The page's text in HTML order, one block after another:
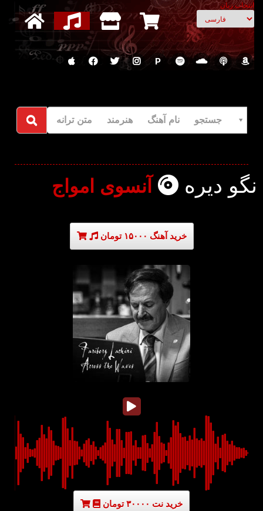
انتخاب زبان
P
جستجو نام آهنگ هنرمند متن ترانه
نگو دیره آنسوی امواج
خرید آهنگ ۱۵۰۰۰ تومان
خرید نت ۳۰۰۰۰ تومان